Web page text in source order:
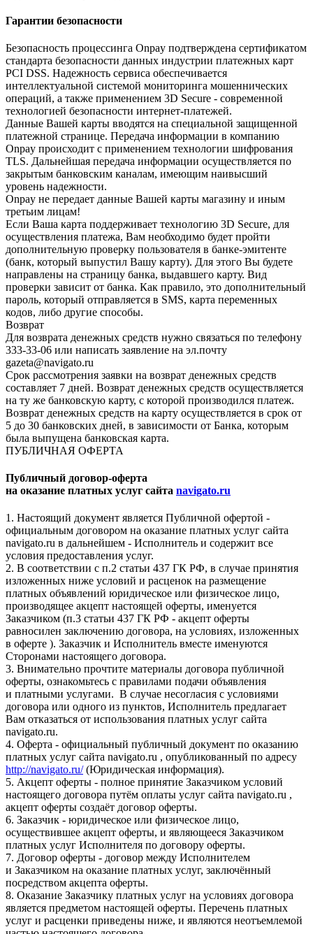
Гарантии безопасности
Безопасность процессинга Onpay подтверждена сертификатом
стандарта безопасности данных индустрии платежных карт
PCI DSS. Надежность сервиса обеспечивается
интеллектуальной системой мониторинга мошеннических
операций, а также применением 3D Secure - современной
технологией безопасности интернет-платежей.
Данные Вашей карты вводятся на специальной защищенной
платежной странице. Передача информации в компанию
Onpay происходит с применением технологии шифрования
TLS. Дальнейшая передача информации осуществляется по
закрытым банковским каналам, имеющим наивысший
уровень надежности.
Onpay не передает данные Вашей карты магазину и иным
третьим лицам!
Если Ваша карта поддерживает технологию 3D Secure, для
осуществления платежа, Вам необходимо будет пройти
дополнительную проверку пользователя в банке-эмитенте
(банк, который выпустил Вашу карту). Для этого Вы будете
направлены на страницу банка, выдавшего карту. Вид
проверки зависит от банка. Как правило, это дополнительный
пароль, который отправляется в SMS, карта переменных
кодов, либо другие способы.
Возврат
Для возврата денежных средств нужно связаться по телефону
333-33-06 или написать заявление на эл.почту
gazeta@navigato.ru
Срок рассмотрения заявки на возврат денежных средств
составляет 7 дней. Возврат денежных средств осуществляется
на ту же банковскую карту, с которой производился платеж.
Возврат денежных средств на карту осуществляется в срок от
5 до 30 банковских дней, в зависимости от Банка, которым
была выпущена банковская карта.
ПУБЛИЧНАЯ ОФЕРТА
Публичный договор-оферта
на оказание платных услуг сайта navigato.ru
1. Настоящий документ является Публичной офертой -
официальным договором на оказание платных услуг сайта
navigato.ru в дальнейшем - Исполнитель и содержит все
условия предоставления услуг.
2. В соответствии с п.2 статьи 437 ГК РФ, в случае принятия
изложенных ниже условий и расценок на размещение
платных объявлений юридическое или физическое лицо,
производящее акцепт настоящей оферты, именуется
Заказчиком (п.3 статьи 437 ГК РФ - акцепт оферты
равносилен заключению договора, на условиях, изложенных
в оферте ). Заказчик и Исполнитель вместе именуются
Сторонами настоящего договора.
3. Внимательно прочтите материалы договора публичной
оферты, ознакомьтесь с правилами подачи объявления
и платными услугами. В случае несогласия с условиями
договора или одного из пунктов, Исполнитель предлагает
Вам отказаться от использования платных услуг сайта
navigato.ru.
4. Оферта - официальный публичный документ по оказанию
платных услуг сайта navigato.ru , опубликованный по адресу
http://navigato.ru/(Юридическая информация).
5. Акцепт оферты - полное принятие Заказчиком условий
настоящего договора путём оплаты услуг сайта navigato.ru ,
акцепт оферты создаёт договор оферты.
6. Заказчик - юридическое или физическое лицо,
осуществившее акцепт оферты, и являющееся Заказчиком
платных услуг Исполнителя по договору оферты.
7. Договор оферты - договор между Исполнителем
и Заказчиком на оказание платных услуг, заключённый
посредством акцепта оферты.
8. Оказание Заказчику платных услуг на условиях договора
является предметом настоящей оферты. Перечень платных
услуг и расценки приведены ниже, и являются неотъемлемой